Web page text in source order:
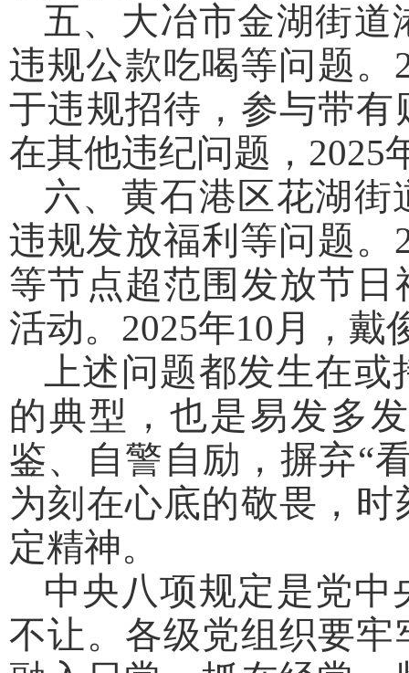
五、大冶市金湖街道
违规公款吃喝等问题。
于违规招待，参与带
在其他违纪问题，
六、黄石港区花湖
违规发放福利等问题。
等节点超范围发放节
活动。2025年10月，戴
上述问题都发生在或
的典型，也是易发多
鉴、自警自励，摒弃“
为刻在心底的敬畏，
定精神。
中央八项规定是党
不让。各级党组织要